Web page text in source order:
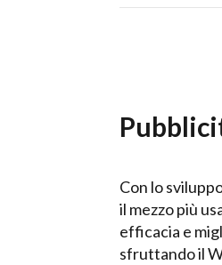
Con lo
il mezzo più
efficacia e
sfruttando il